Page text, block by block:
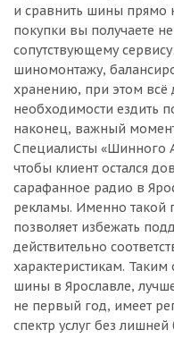
и сравнить шины прямо
покупки вы получаете
сопутствующему
шиномонтажу,
хранению, при этом всё
необходимости ездить
наконец, важный
Специалисты «Шинного
чтобы клиент остался
сарафанное радио в
рекламы. Именно такой
позволяет избежать
действительно
характеристикам.
шины в Ярославле,
не первый год, имеет
спектр услуг без